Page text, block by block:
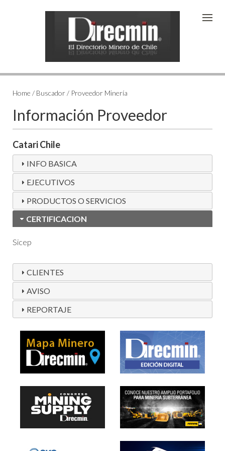
Home / Buscador / Proveedor Minería
Información Proveedor
Catari Chile
INFO BASICA
EJECUTIVOS
PRODUCTOS O SERVICIOS
CERTIFICACION
Sicep
CLIENTES
AVISO
REPORTAJE